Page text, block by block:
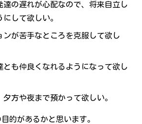
達の遅れが心配なので、将来自立し
して欲しい。
ンが苦手なところを克服して欲し
とも仲良くなれるようになって欲し
方や夜まで預かって欲しい。
的があるかと思います。